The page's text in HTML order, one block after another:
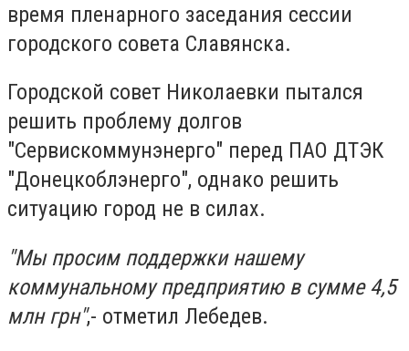
время пленарного заседания сессии
городского совета Славянска.
Городской совет Николаевки пытался
решить проблему долгов
"Сервискоммунэнерго" перед ПАО ДТЭК
"Донецкоблэнерго", однако решить
ситуацию город не в силах.
"Мы просим поддержки нашему
коммунальному предприятию в сумме 4,5
млн грн",- отметил Лебедев.